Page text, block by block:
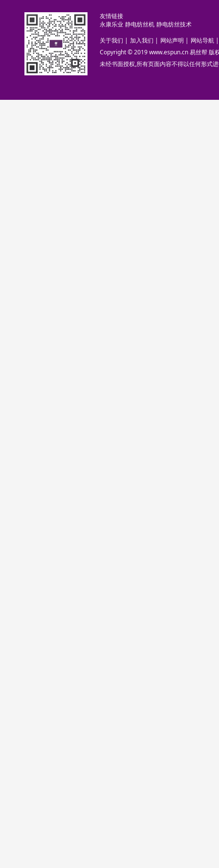
友情链接
永康乐业 静电纺丝机 静电纺丝技术
关于我们 | 加入我们 | 网站声明 | 网站导航 |
Copyright © 2019 www.espun.cn 易丝帮 版
未经书面授权,所有页面内容不得以任何形式